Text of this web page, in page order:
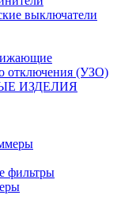
выключатели
отключения (УЗО)
ИЗДЕЛИЯ
фильтры